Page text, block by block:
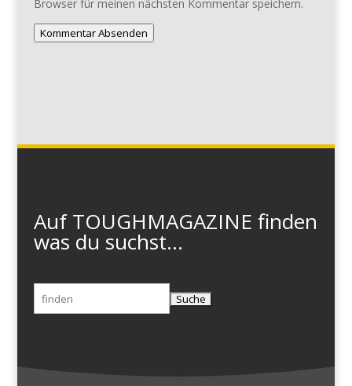
Browser für meinen nächsten Kommentar speichern.
Kommentar Absenden
Auf TOUGHMAGAZINE finden
was du suchst...
Suchen
nach: